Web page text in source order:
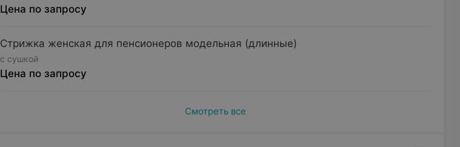
Цена по запросу
Стрижка женская для пенсионеров модельная (длинные)
с сушкой
Цена по запросу
Смотреть все